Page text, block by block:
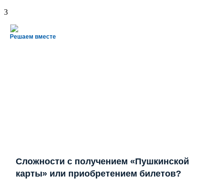
3
Решаем вместе
Сложности с получением «Пушкинской
карты» или приобретением билетов?